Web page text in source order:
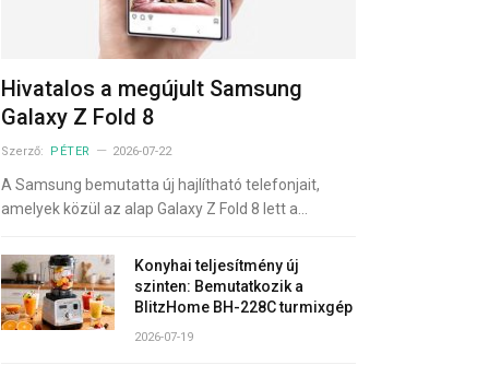
Hivatalos a megújult Samsung
Galaxy Z Fold 8
Szerző: PÉTER 2026-07-22
A Samsung bemutatta új hajlítható telefonjait,
amelyek közül az alap Galaxy Z Fold 8 lett a…
Konyhai teljesítmény új
szinten: Bemutatkozik a
BlitzHome BH-228C turmixgép
2026-07-19